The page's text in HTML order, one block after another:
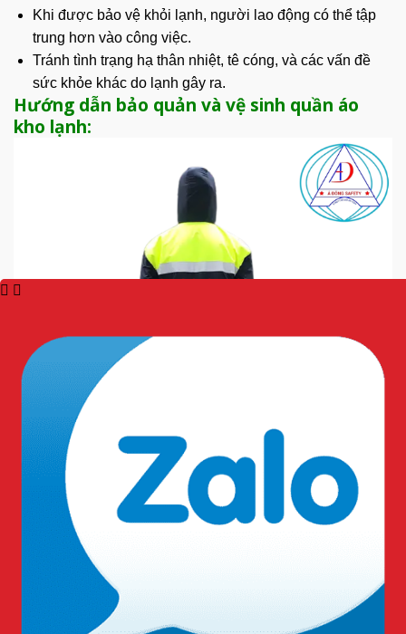
Khi được bảo vệ khỏi lạnh, người lao động có thể tập
trung hơn vào công việc.
Tránh tình trạng hạ thân nhiệt, tê cóng, và các vấn đề
sức khỏe khác do lạnh gây ra.
Hướng dẫn bảo quản và vệ sinh quần áo
kho lạnh:
Có thể dùng giặt máy thông thường hoặt giặt máy công
nhiệp để vệ sinh sản phẩm
Sản phẩm cho phép sử dụng máy sấy ở nhiệt độ dùng
cho quần áo thông thường.
Lưu ý khi bảo quản